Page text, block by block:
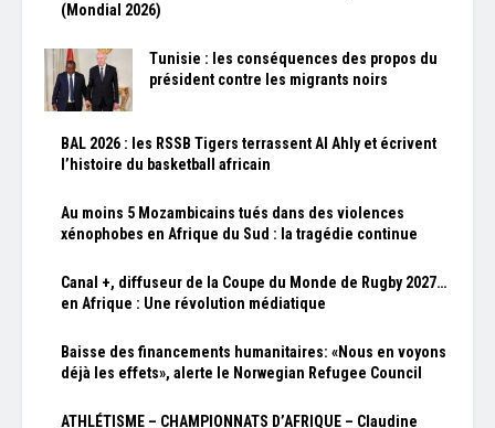
(Mondial 2026)
Tunisie : les conséquences des propos du
président contre les migrants noirs
BAL 2026 : les RSSB Tigers terrassent Al Ahly et écrivent
l’histoire du basketball africain
Au moins 5 Mozambicains tués dans des violences
xénophobes en Afrique du Sud : la tragédie continue
Canal +, diffuseur de la Coupe du Monde de Rugby 2027…
en Afrique : Une révolution médiatique
Baisse des financements humanitaires: «Nous en voyons
déjà les effets», alerte le Norwegian Refugee Council
ATHLÉTISME – CHAMPIONNATS D’AFRIQUE – Claudine